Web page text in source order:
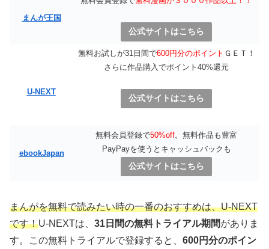
まんが王国
公式サイトはこちら
U-NEXT
無料お試しが31日間で600円分のポイント ＧＥＴ！
さらに作品購入でポイント40%還元
公式サイトはこちら
ebookJapan
無料会員登録で50%off。無料作品も豊富
PayPayを使うとキャッシュバックも
公式サイトはこちら
まんがを無料で読みたい時の一番のおすすめは、U-NEXT
です！U-NEXTは、 31日間の無料トライアル期間がありま
す。この無料トライアルで登録すると、 600円分のポイン